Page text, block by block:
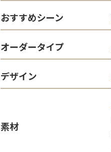
おすすめシーン
オーダータイプ
デザイン
素材